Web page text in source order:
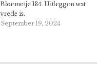
Bloemetje 134. Uitleggen wat
vrede is.
September 19, 2024